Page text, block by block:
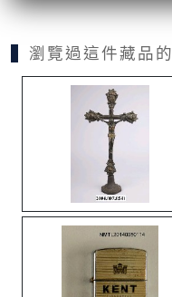
瀏覽過這件藏品